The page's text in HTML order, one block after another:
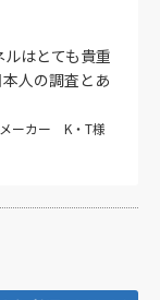
はとても貴重
人の調査とあ
ーカー K・T様